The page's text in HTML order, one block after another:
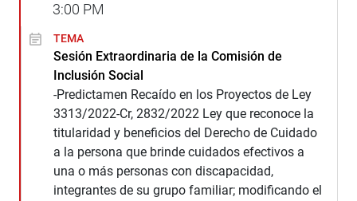
3:00 PM
TEMA
Sesión Extraordinaria de la Comisión de
Inclusión Social
-Predictamen Recaído en los Proyectos de Ley
3313/2022-Cr, 2832/2022 Ley que reconoce la
titularidad y beneficios del Derecho de Cuidado
a la persona que brinde cuidados efectivos a
una o más personas con discapacidad,
integrantes de su grupo familiar; modificando el